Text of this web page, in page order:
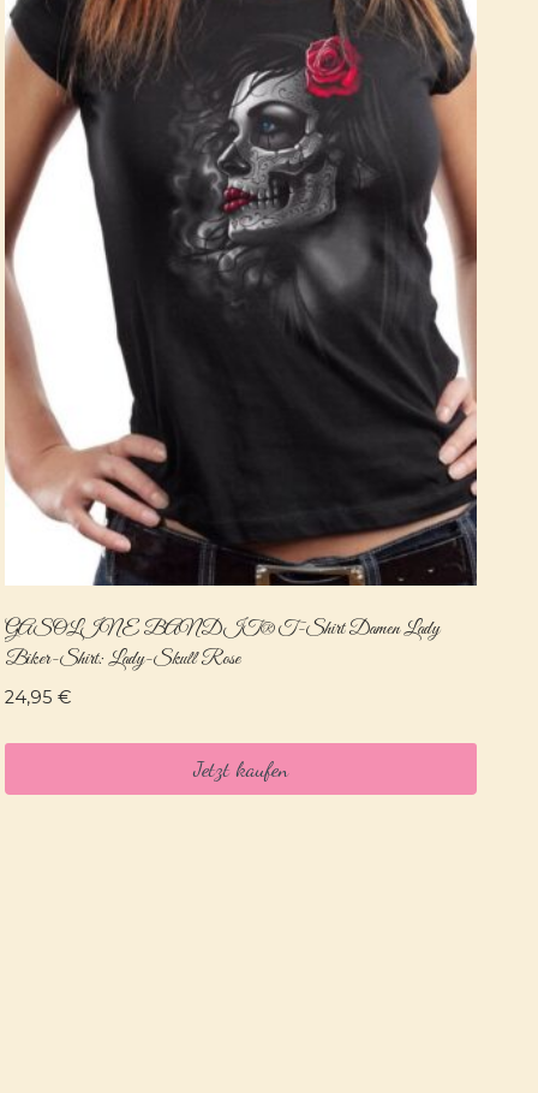
GASOLINE BANDIT® T-Shirt Damen Lady
Biker-Shirt: Lady-Skull Rose
24,95€
Jetzt kaufen